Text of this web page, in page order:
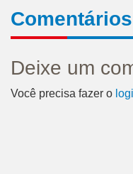
Comentários
Deixe um
Você precisa fazer o